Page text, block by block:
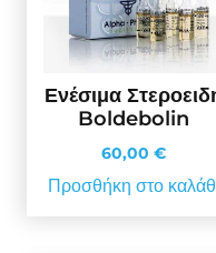
Ενέσιμα
Boldebolin
60,00 €
Προσθήκη στο